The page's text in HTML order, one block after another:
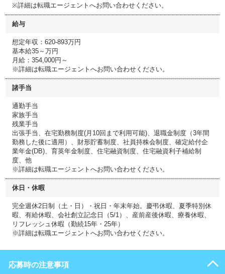
※詳細は転職エージェントへお問い合わせください。
給与
想定年収：620-893万円
基本給35～万円
月給：354,000円～
※詳細は転職エージェントへお問い合わせください。
諸手当
通勤手当
家族手当
残業手当
出張手当、在宅勤務制度(月10回まで利用可能)、退職金制度（3年間
勤務した後に適用）、財形貯蓄制度、社員持株会制度、確定給付企
業年金(DB)、育英年金制度、住宅融資制度、住宅融資利子補給制
度、他
※詳細は転職エージェントへお問い合わせください。
休日・休暇
完全週休2日制（土・日）・祝日・年末年始。慶弔休暇、夏季特別休
暇、有給休暇、会社創立記念日（5/1）、産前産後休暇、療養休暇、
リフレッシュ休暇（勤続15年・25年）
※詳細は転職エージェントへお問い合わせください。
応募時の注意事項